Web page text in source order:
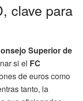
clave para
Superior de
si el FC
de euros como
tanto, la